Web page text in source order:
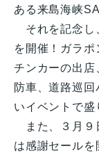
ある来島海峡
それを記念し
を開催！ガラ
チンカーの出店
防車、道路巡
いイベントで盛
また、３月９
は感謝セールを